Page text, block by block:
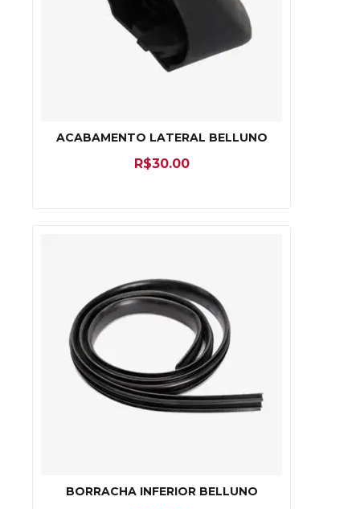
ACABAMENTO LATERAL BELLUNO
R$30.00
BORRACHA INFERIOR BELLUNO